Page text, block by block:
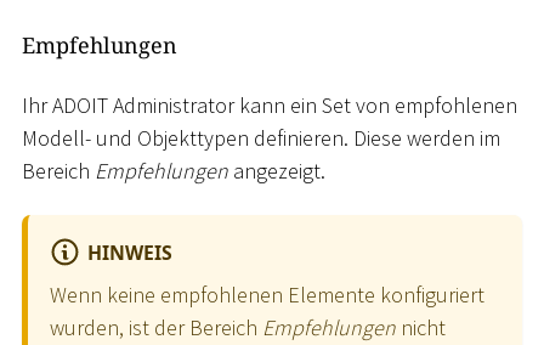
Empfehlungen
Ihr ADOIT Administrator kann ein Set von empfohlenen
Modell- und Objekttypen definieren. Diese werden im
Bereich Empfehlungen angezeigt.
HINWEIS
Wenn keine empfohlenen Elemente konfiguriert
wurden, ist der Bereich Empfehlungen nicht